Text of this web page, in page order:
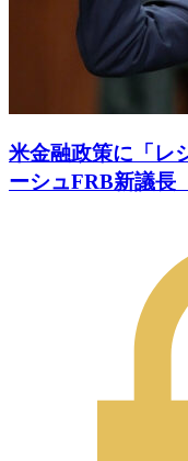
米金融政策に「レ
ーシュFRB新議